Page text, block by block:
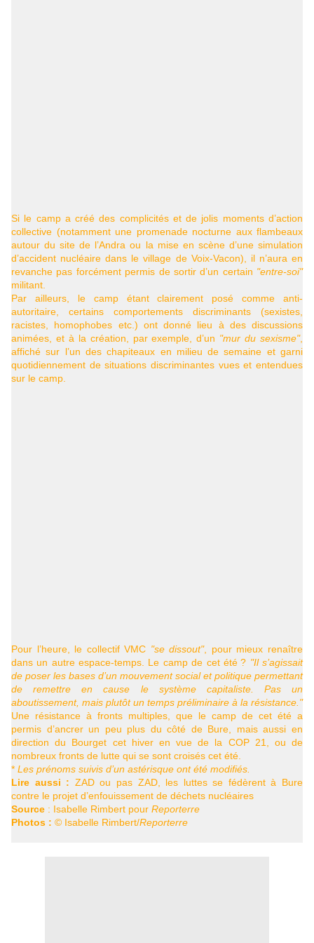
Si le camp a créé des complicités et de jolis moments d’action
collective (notamment une promenade nocturne aux flambeaux
autour du site de l’Andra ou la mise en scène d’une simulation
d’accident nucléaire dans le village de Voix-Vacon), il n’aura en
revanche pas forcément permis de sortir d’un certain "entre-soi"
militant.
Par ailleurs, le camp étant clairement posé comme anti-
autoritaire, certains comportements discriminants (sexistes,
racistes, homophobes etc.) ont donné lieu à des discussions
animées, et à la création, par exemple, d’un "mur du sexisme",
affiché sur l’un des chapiteaux en milieu de semaine et garni
quotidiennement de situations discriminantes vues et entendues
sur le camp.
Pour l’heure, le collectifVMC "se dissout", pour mieux renaître
dans un autre espace-temps. Le camp de cet été ? "Il s’agissait
de poser les bases d’un mouvement social et politique permettant
de remettre en cause le système capitaliste. Pas un
aboutissement, mais plutôt un temps préliminaire à la résistance."
Une résistance à fronts multiples, que le camp de cet été a
permis d’ancrer un peu plus du côté de Bure, mais aussi en
direction du Bourget cet hiver en vue de la COP21, ou de
nombreux fronts de lutte qui se sont croisés cet été.
* Les prénoms suivis d’un astérisque ont été modifiés.
Lire aussi : ZADou pas ZAD, les luttes se fédèrent à Bure
contre le projet d’enfouissement de déchets nucléaires
Source : Isabelle Rimbert pour Reporterre
Photos : © Isabelle Rimbert/Reporterre